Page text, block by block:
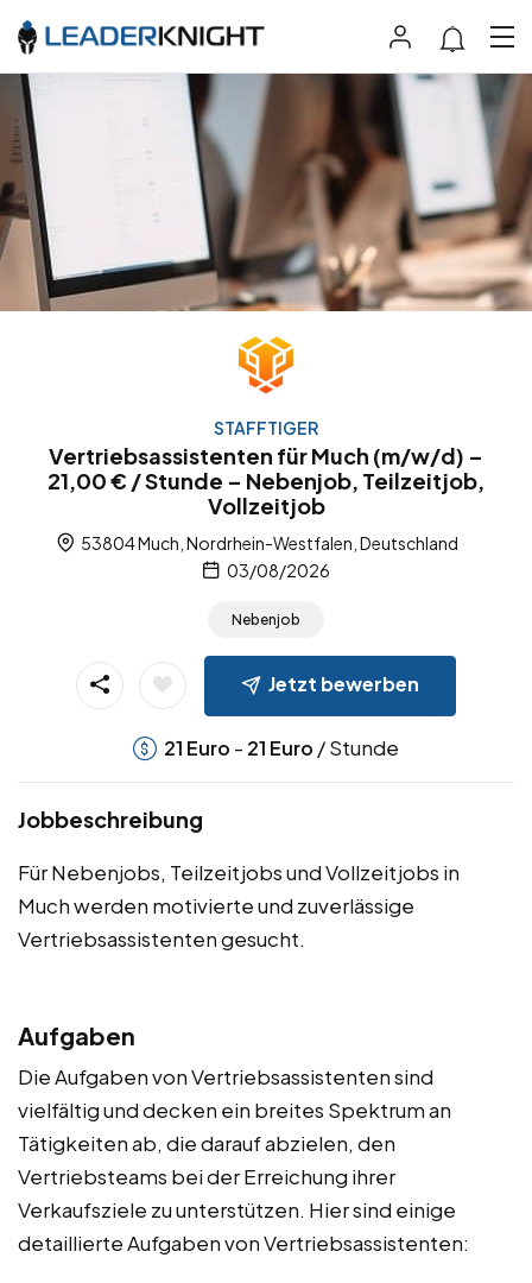
STAFFTIGER
Vertriebsassistenten für Much (m/w/d) –
21,00 € / Stunde – Nebenjob, Teilzeitjob,
Vollzeitjob
53804 Much, Nordrhein-Westfalen, Deutschland
03/08/2026
Nebenjob
Jetzt bewerben
21 Euro - 21 Euro / Stunde
Jobbeschreibung
Für Nebenjobs, Teilzeitjobs und Vollzeitjobs in
Much werden motivierte und zuverlässige
Vertriebsassistenten gesucht.
Aufgaben
Die Aufgaben von Vertriebsassistenten sind
vielfältig und decken ein breites Spektrum an
Tätigkeiten ab, die darauf abzielen, den
Vertriebsteams bei der Erreichung ihrer
Verkaufsziele zu unterstützen. Hier sind einige
detaillierte Aufgaben von Vertriebsassistenten: